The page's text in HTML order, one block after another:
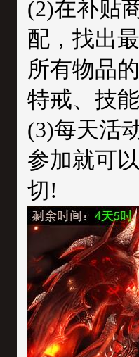
(2)在补贴
配，找出
所有物品
特戒、技
(3)每天活
参加就可
切!